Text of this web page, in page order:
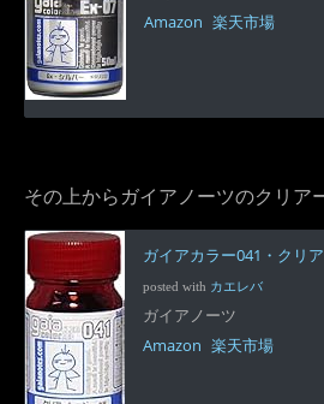
Amazon 楽天市場
その上からガイアノーツのクリア
ガイアカラー041・クリ
posted with カエレバ
ガイアノーツ
Amazon 楽天市場